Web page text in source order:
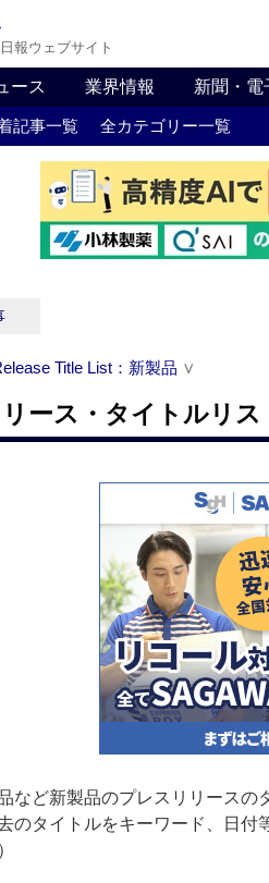
報ウェブサイト
ース 業界情報 新聞・電
記事一覧 全カテゴリー一覧
Title List：新製品 ∨
ース・タイトルリ
など新製品のプレスリリースの
のタイトルをキーワード、日
）